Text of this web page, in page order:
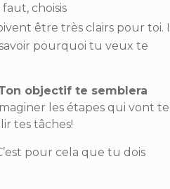
faut, choisis
être très clairs pour toi. Il
pourquoi tu veux te
objectif te semblera
les étapes qui vont te
tes tâches!
pour cela que tu dois